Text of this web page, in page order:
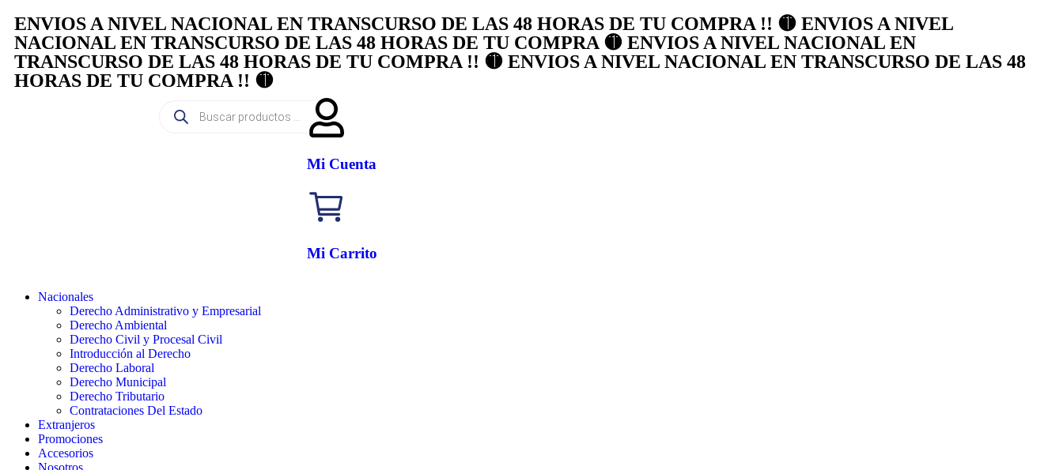
ENVIOS A NIVEL NACIONAL EN TRANSCURSO DE LAS 48 HORAS DE TU COMPRA !! 🟡 ENVIOS A NIVEL
NACIONAL EN TRANSCURSO DE LAS 48 HORAS DE TU COMPRA 🟡 ENVIOS A NIVEL NACIONAL EN
TRANSCURSO DE LAS 48 HORAS DE TU COMPRA !! 🟡 ENVIOS A NIVEL NACIONAL EN TRANSCURSO DE LAS 48
HORAS DE TU COMPRA !! 🟡
Mi Cuenta
Mi Carrito
Nacionales
Derecho Administrativo y Empresarial
Derecho Ambiental
Derecho Civil y Procesal Civil
Introducción al Derecho
Derecho Laboral
Derecho Municipal
Derecho Tributario
Contrataciones Del Estado
Extranjeros
Promociones
Accesorios
Nosotros